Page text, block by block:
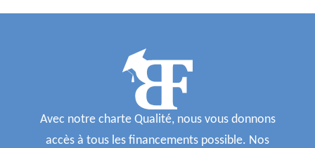
Avec notre charte Qualité, nous vous donnons
accès à tous les financements possible. Nos